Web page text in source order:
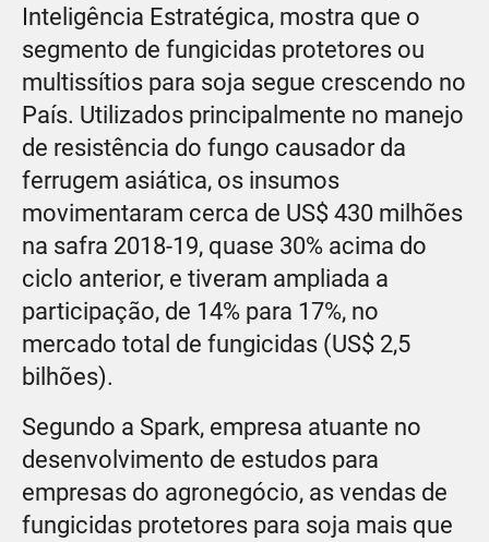
Inteligência Estratégica, mostra que o
segmento de fungicidas protetores ou
multissítios para soja segue crescendo no
País. Utilizados principalmente no manejo
de resistência do fungo causador da
ferrugem asiática, os insumos
movimentaram cerca de US$ 430 milhões
na safra 2018-19, quase 30% acima do
ciclo anterior, e tiveram ampliada a
participação, de 14% para 17%, no
mercado total de fungicidas (US$ 2,5
bilhões).
Segundo a Spark, empresa atuante no
desenvolvimento de estudos para
empresas do agronegócio, as vendas de
fungicidas protetores para soja mais que